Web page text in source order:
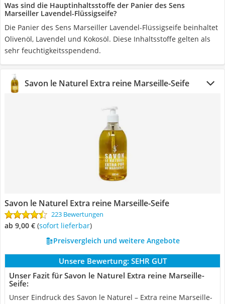
Was sind die Hauptinhaltsstoffe der Panier des Sens
Marseiller Lavendel-Flüssigseife?
Die Panier des Sens Marseiller Lavendel-Flüssigseife beinhaltet
Olivenöl, Lavendel und Kokosöl. Diese Inhaltsstoffe gelten als
sehr feuchtigkeitsspendend.
Savon le Naturel Extra reine Marseille-Seife
Savon le Naturel Extra reine Marseille-Seife
223 Bewertungen
ab 9,00 € ( Sofort lieferbar)
Preisvergleich und weitere Angebote
Unsere Bewertung: SEHR GUT
Unser Fazit für Savon le Naturel Extra reine Marseille-
Seife:
Unser Eindruck des Savon le Naturel – Extra reine Marseille-